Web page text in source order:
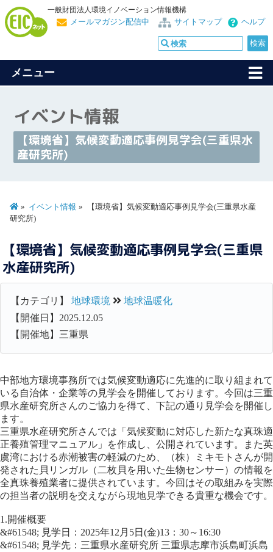
一般財団法人環境イノベーション情報機構
ヘルプ
サイトマップ
メールマガジン配信中
メニュー
イベント情報
【環境省】気候変動適応事例見学会(三重県水
産研究所)
イベント情報
【環境省】気候変動適応事例見学会(三重県水産
研究所)
【環境省】気候変動適応事例見学会(三重県
水産研究所)
【カテゴリ】 地球環境
地球温暖化
【開催日】2025.12.05
【開催地】三重県
中部地方環境事務所では気候変動適応に先進的に取り組まれて
いる自治体・企業等の見学会を開催しております。今回は三重
県水産研究所さんのご協力を得て、下記の通り見学会を開催し
ます。
三重県水産研究所さんでは「気候変動に対応した新たな真珠適
正養殖管理マニュアル」を作成し、公開されています。また英
虞湾における赤潮被害の軽減のため、（株）ミキモトさんが開
発された貝リンガル（二枚貝を用いた生物センサー）の情報を
全真珠養殖業者に提供されています。今回はその取組みを実際
の担当者の説明を交えながら現地見学できる貴重な機会です。
1.開催概要
&#61548; 見学日：2025年12月5日(金)13：30～16:30
&#61548; 見学先：三重県水産研究所 三重県志摩市浜島町浜島